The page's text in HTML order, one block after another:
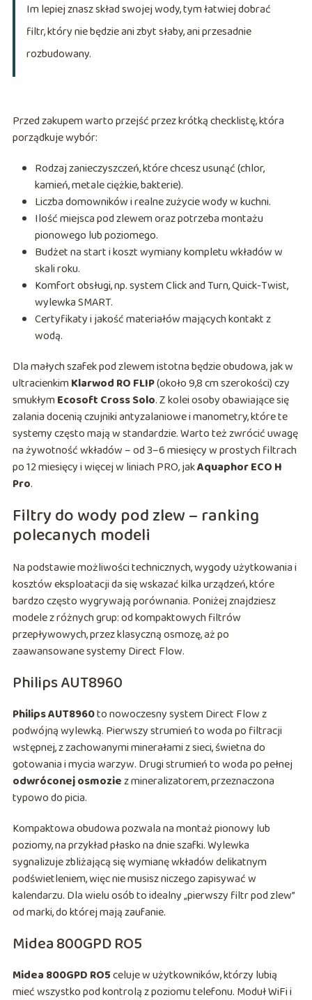
Im lepiej znasz skład swojej wody, tym łatwiej dobrać
filtr, który nie będzie ani zbyt słaby, ani przesadnie
rozbudowany.
Przed zakupem warto przejść przez krótką checklistę, która
porządkuje wybór:
Rodzaj zanieczyszczeń, które chcesz usunąć (chlor,
kamień, metale ciężkie, bakterie).
Liczba domowników i realne zużycie wody w kuchni.
Ilość miejsca pod zlewem oraz potrzeba montażu
pionowego lub poziomego.
Budżet na start i koszt wymiany kompletu wkładów w
skali roku.
Komfort obsługi, np. system Click and Turn, Quick-Twist,
wylewka SMART.
Certyfikaty i jakość materiałów mających kontakt z
wodą.
Dla małych szafek pod zlewem istotna będzie obudowa, jak w
ultracienkimKlarwod RO FLIP(około 9,8 cm szerokości) czy
smukłymEcosoft Cross Solo. Z kolei osoby obawiające się
zalania docenią czujniki antyzalaniowe i manometry, które te
systemy często mają w standardzie. Warto też zwrócić uwagę
na żywotność wkładów – od 3–6 miesięcy w prostych filtrach
po 12 miesięcy i więcej w liniach PRO, jakAquaphor ECO H
Pro.
Filtry do wody pod zlew – ranking
polecanych modeli
Na podstawie możliwości technicznych, wygody użytkowania i
kosztów eksploatacji da się wskazać kilka urządzeń, które
bardzo często wygrywają porównania. Poniżej znajdziesz
modele z różnych grup: od kompaktowych filtrów
przepływowych, przez klasyczną osmozę, aż po
zaawansowane systemy Direct Flow.
Philips AUT8960
Philips AUT8960to nowoczesny system Direct Flow z
podwójną wylewką. Pierwszy strumień to woda po filtracji
wstępnej, z zachowanymi minerałami z sieci, świetna do
gotowania i mycia warzyw. Drugi strumień to woda po pełnej
odwróconej osmoziez mineralizatorem, przeznaczona
typowo do picia.
Kompaktowa obudowa pozwala na montaż pionowy lub
poziomy, na przykład płasko na dnie szafki. Wylewka
sygnalizuje zbliżającą się wymianę wkładów delikatnym
podświetleniem, więc nie musisz niczego zapisywać w
kalendarzu. Dla wielu osób to idealny „pierwszy filtr pod zlew”
od marki, do której mają zaufanie.
Midea 800GPD RO5
Midea 800GPD RO5celuje w użytkowników, którzy lubią
mieć wszystko pod kontrolą z poziomu telefonu. Moduł WiFi i